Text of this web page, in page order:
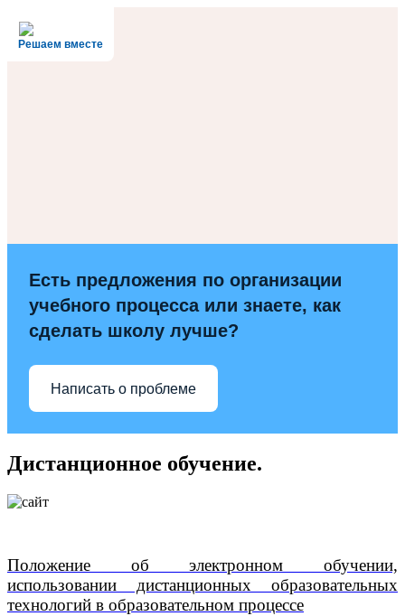
Решаем вместе
Есть предложения по организации
учебного процесса или знаете, как
сделать школу лучше?
Написать о проблеме
Дистанционное обучение.
Положение об электронном обучении,
использовании дистанционных образовательных
технологий в образовательном процессе